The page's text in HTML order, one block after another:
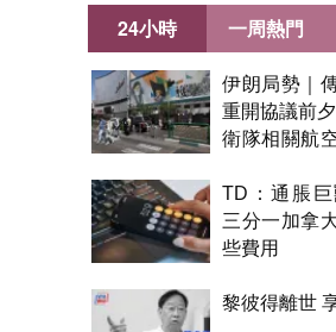
24小時
伊朗局勢｜
重開協議前
衛隊相關航
TD：通脹
三分一加拿
些費用
黎彼得離世
一周熱門